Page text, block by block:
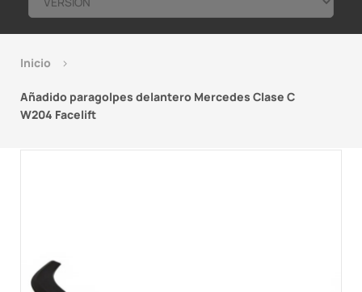
Inicio
Añadido paragolpes delantero Mercedes Clase C
W204 Facelift